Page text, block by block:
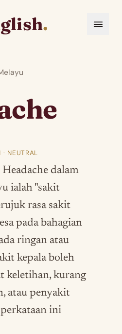
.
· NEUTRAL
Headache dalam
ialah "sakit
rasa sakit
pada bahagian
ringan atau
kepala boleh
keletihan, kurang
atau penyakit
ini